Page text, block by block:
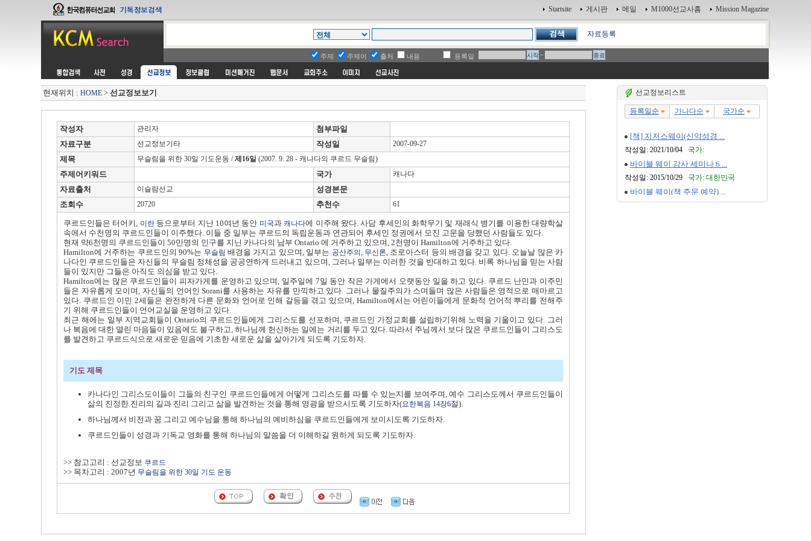
Startsite 게시판 메일 M1000선교사홈 Mission Magazine
자료등록
주제 주제어 출처 내용 등록일 ~
현재위치 : HOME> 선교정보보기
작성자 관리자
첨부파일
자료구분
선교정보기타 작성일 2007-09-27
제목 무슬림을 위한 30일 기도운동 /제16일 (2007. 9. 28 - 캐나다의 쿠르드 무슬림)
주제어키워드 국가 캐나다
자료출처 이슬람선교
성경본문
조회수
20720 추천수 61
쿠르드인들은 터어키, 이란등으로부터 지난 10여년 동안 미국과캐나다에 이주해 왔다. 사담 후세인의 화학무기 및 재래식 병기를 이용한 대량학살
속에서 수천명의 쿠르드인들이 이주했다. 이들 중 일부는 쿠르드의 독립운동과 연관되어 후세인 정권에서 모진 고문을 당했던 사람들도 있다.
현재 약6천명의 쿠르드인들이 50만명의 인구를 지닌 카나다의 남부 Ontario 에 거주하고 있으며, 2천명이 Hamilton에 거주하고 있다.
Hamilton에 거주하는 쿠르드인의 90%는 무슬림 배경을 가지고 있으며, 일부는 공산주의 , 무신론, 조로아스터 등의 배경을 갖고 있다. 오늘날 많은 카
나다인 쿠르드인들은 자신들의 무슬림 정체성을 공공연하게 드러내고 있으며, 그러나 일부는 이러한 것을 반대하고 있다. 비록 하나님을 믿는 사람
들이 있지만 그들은 아직도 의심을 받고 있다.
Hamilton에는 많은 쿠르드인들이 피자가게를 운영하고 있으며, 일주일에 7일 동안 작은 가게에서 오랫동안 일을 하고 있다. 쿠르드 난민과 이주민
들은 자유롭게 모이며, 자신들의 언어인 Sorani를 사용하는 자유를 만끽하고 있다. 그러나 물질주의가 스며들며 많은 사람들은 영적으로 매마르고
있다. 쿠르드인 이민 2세들은 완전하게 다른 문화와 언어로 인해 갈등을 겪고 있으며, Hamilton에서는 어린이들에게 문화적 언어적 뿌리를 전해주
기 위해 쿠르드인들이 언어교실을 운영하고 있다.
최근 해에는 일부 지역교회들이 Ontario의 쿠르드인들에게 그리스도를 선포하며, 쿠르드인 가정교회를 설립하기위해 노력을 기울이고 있다. 그러
나 복음에 대한 열린 마음들이 있음에도 불구하고, 하나님께 헌신하는 일에는 거리를 두고 있다. 따라서 주님께서 보다 많은 쿠르드인들이 그리스도
를 발견하고 쿠르드식으로 새로운 믿음에 기초한 새로운 삶을 살아가게 되도록 기도하자.
기도 제목
카나다인 그리스도이들이 그들의 친구인 쿠르드인들에게 어떻게 그리스도를 따를 수 있는지를 보여주며, 예수 그리스도께서 쿠르드인들이
삶의 진정한 진리의 길과 진리 그리고 삶을 발견하는 것을 통해 영광을 받으시도록 기도하자(요한복음 14장6절).
하나님께서 비전과 꿈 그리고 예수님을 통해 하나님의 예비하심을 쿠르드인들에게 보이시도록 기도하자.
쿠르드인들이 성경과 기독교 영화를 통해 하나님의 말씀을 더 이해하길 원하게 되도록 기도하자.
>> 참고고리 : 선교정보 쿠르드
>> 목차고리 : 2007년 무슬림을 위한 30일 기도 운동
선교정보리스트